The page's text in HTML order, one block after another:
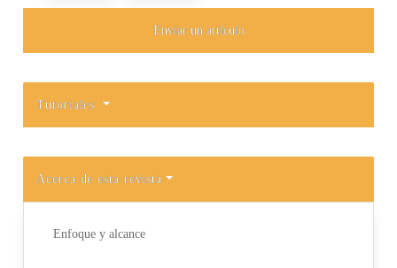
Enviar un artículo
Tutoriales
Acerca de esta revista
Enfoque y alcance